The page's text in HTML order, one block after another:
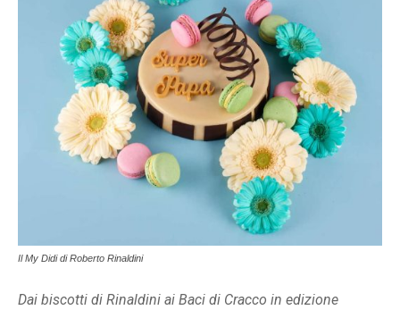
Il My Didi di Roberto Rinaldini
Dai biscotti di Rinaldini ai Baci di Cracco in edizione